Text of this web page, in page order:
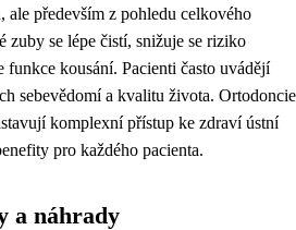
ale především z pohledu celkového
zuby se lépe čistí, snižuje se riziko
funkce kousání. Pacienti často uvádějí
sebevědomí a kvalitu života. Ortodoncie
komplexní přístup ke zdraví ústní
pro každého pacienta.
a náhrady